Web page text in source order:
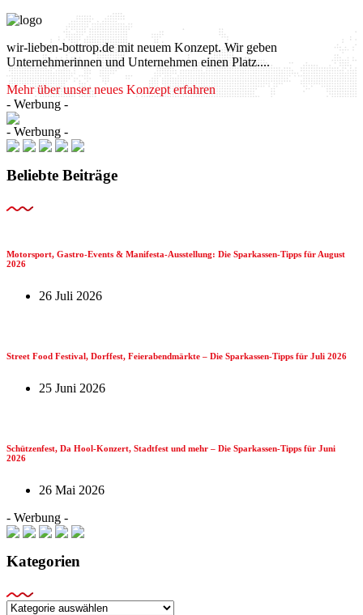
wir-lieben-bottrop.de mit neuem Konzept. Wir geben
Unternehmerinnen und Unternehmen einen Platz....
Mehr über unser neues Konzept erfahren
- Werbung -
- Werbung -
Beliebte Beiträge
Motorsport, Gastro-Events & Manifesta-Ausstellung: Die Sparkassen-Tipps für August
2026
26 Juli 2026
Street Food Festival, Dorffest, Feierabendmärkte – Die Sparkassen-Tipps für Juli 2026
25 Juni 2026
Schützenfest, Da Hool-Konzert, Stadtfest und mehr – Die Sparkassen-Tipps für Juni
2026
26 Mai 2026
- Werbung -
Kategorien
Kategorien